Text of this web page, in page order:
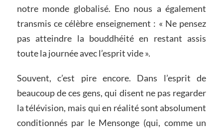
notre monde globalisé. Eno nous a également
transmis ce célèbre enseignement : « Ne pensez
pas atteindre la bouddhéité en restant assis
toute la journée avec l’esprit vide ».
Souvent, c’est pire encore. Dans l’esprit de
beaucoup de ces gens, qui disent ne pas regarder
la télévision, mais qui en réalité sont absolument
conditionnés par le Mensonge (qui, comme un